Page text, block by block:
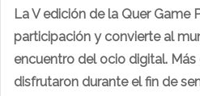
La V edición de la Quer Game
participación y convierte al
encuentro del ocio digital. Más
disfrutaron durante el fin de